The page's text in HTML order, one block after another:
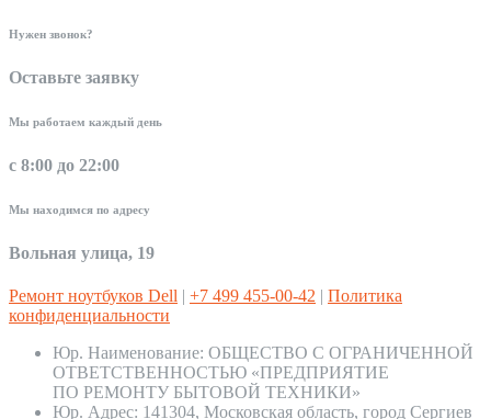
Нужен звонок?
Оставьте заявку
Мы работаем каждый день
с 8:00 до 22:00
Мы находимся по адресу
Вольная улица, 19
Ремонт ноутбуков Dell | +7 499 455-00-42 | Политика
конфиденциальности
Юр. Наименование: ОБЩЕСТВО С ОГРАНИЧЕННОЙ
ОТВЕТСТВЕННОСТЬЮ «ПРЕДПРИЯТИЕ
ПО РЕМОНТУ БЫТОВОЙ ТЕХНИКИ»
Юр. Адрес: 141304, Московская область, город Сергиев